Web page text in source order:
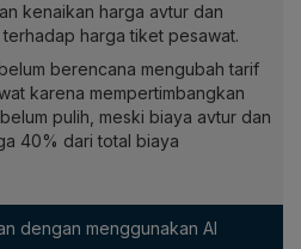
kenaikan harga avtur dan
harga tiket pesawat.
berencana mengubah tarif
karena mempertimbangkan
pulih, meski biaya avtur dan
40% dari total biaya
dengan menggunakan AI